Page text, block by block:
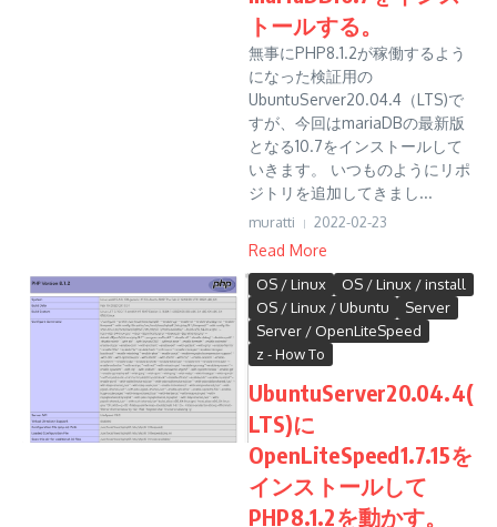
トールする。
無事にPHP8.1.2が稼働するよう
になった検証用の
UbuntuServer20.04.4（LTS)で
すが、今回はmariaDBの最新版
となる10.7をインストールして
いきます。 いつものようにリポ
ジトリを追加してきまし...
muratti 2022-02-23
Read More
OS / Linux
OS / Linux / install
OS / Linux / Ubuntu
Server
Server / OpenLiteSpeed
z - How To
UbuntuServer20.04.4(
LTS)に
OpenLiteSpeed1.7.15を
インストールして
PHP8.1.2を動かす。